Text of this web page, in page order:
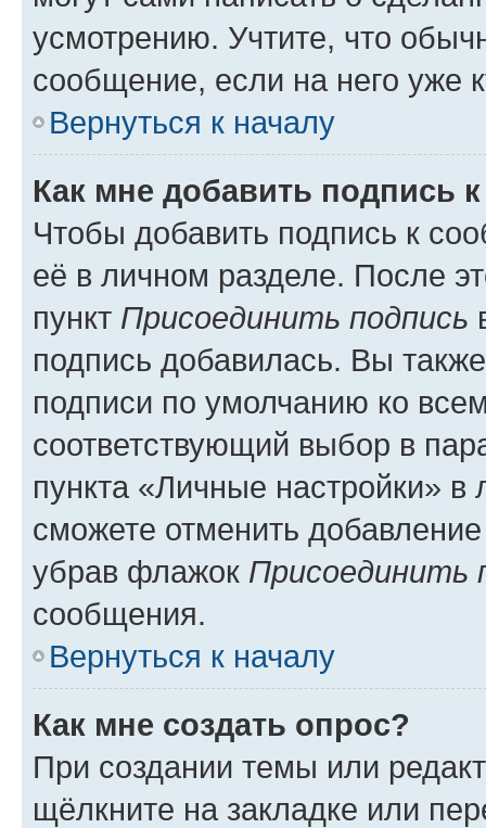
усмотрению. Учтите, что
сообщение, если на него уже
Вернуться к началу
Как мне добавить подпись
Чтобы добавить подпись к
её в личном разделе. После
пункт Присоединить подпись
подпись добавилась. Вы
подписи по умолчанию ко
соответствующий выбор в
пункта «Личные настройки»
сможете отменить
убрав флажок Присоединить
сообщения.
Вернуться к началу
Как мне создать опрос?
При создании темы или
щёлкните на закладке или